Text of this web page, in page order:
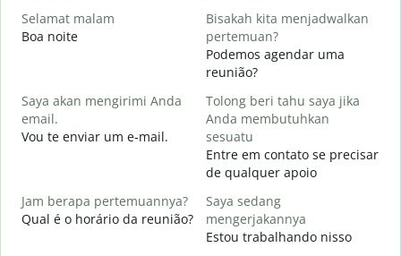
Selamat malam
Boa noite
Bisakah kita menjadwalkan
pertemuan?
Podemos agendar uma
reunião?
Saya akan mengirimi Anda
email.
Vou te enviar um e-mail.
Tolong beri tahu saya jika
Anda membutuhkan
sesuatu
Entre em contato se precisar
de qualquer apoio
Jam berapa pertemuannya?
Qual é o horário da reunião?
Saya sedang
mengerjakannya
Estou trabalhando nisso